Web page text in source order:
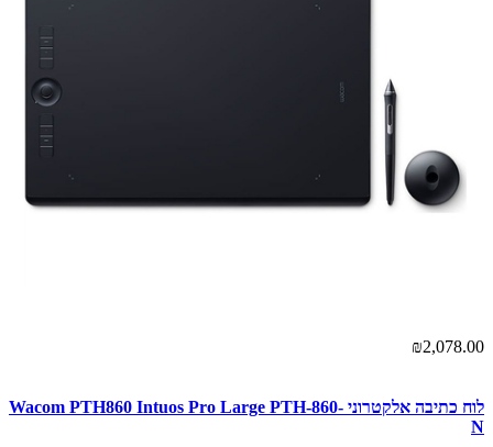
₪2,078.00
לוח כתיבה אלקטרוני Wacom PTH860 Intuos Pro Large PTH-860-
N